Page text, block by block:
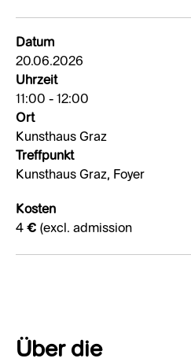
Datum
20.06.2026
Uhrzeit
11:00 - 12:00
Ort
Kunsthaus Graz
Treffpunkt
Kunsthaus Graz, Foyer
Kosten
4 € (excl. admission
Über die